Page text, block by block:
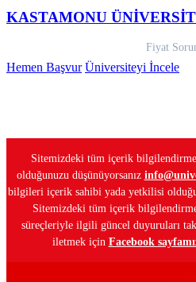
KASTAMONU
Fiyat
Hemen Başvur Üniversiteyi İncele
Sitemizdeki tüm içerik bilgilendirme
olduğunuzu düşünüyorsanız
bilgileri içerik sahibi yada yetkilisi
Sitemizdeki tüm içerik
süreçleriyle ilgili güncel duyuruları
iletmek için Facebook